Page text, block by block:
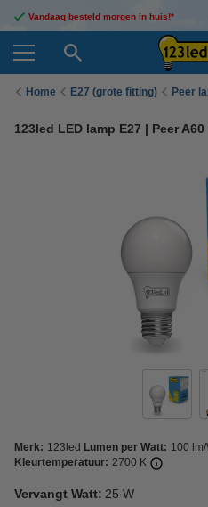
Vandaag besteld morgen in huis!*
Home E27 (grote fitting) Peer
123led LED lamp E27 | Peer
Merk: 123led Lumen per Watt: 100 lm/
Kleurtemperatuur: 2700 K
Vervangt Watt: 25 W